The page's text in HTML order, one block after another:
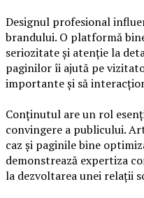
Designul profesional
brandului. O platformă
seriozitate și atenție la
paginilor îi ajută pe
importante și să
Conținutul are un rol
convingere a publicului.
caz și paginile bine
demonstrează expertiza
la dezvoltarea unei relații